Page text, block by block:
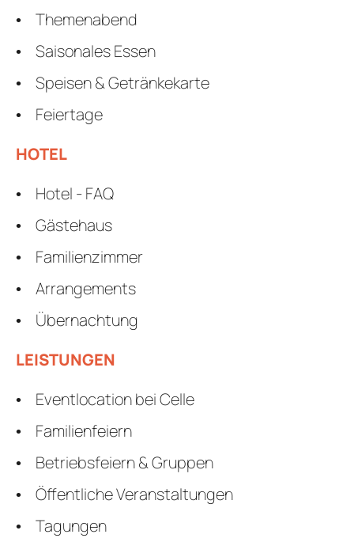
Themenabend
Saisonales Essen
Speisen & Getränkekarte
Feiertage
HOTEL
Hotel - FAQ
Gästehaus
Familienzimmer
Arrangements
Übernachtung
LEISTUNGEN
Eventlocation bei Celle
Familienfeiern
Betriebsfeiern & Gruppen
Öffentliche Veranstaltungen
Tagungen